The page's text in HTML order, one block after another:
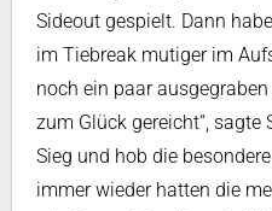
Sideout gespielt. Dann
im Tiebreak mutiger im
noch ein paar
zum Glück gereicht“, sagte
Sieg und hob die
immer wieder hatten die